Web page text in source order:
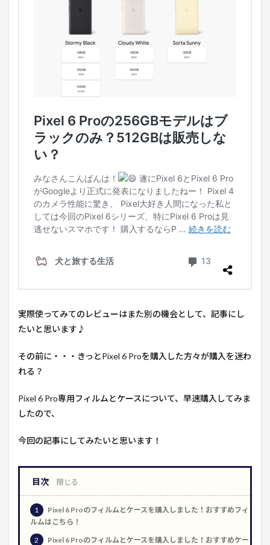
実際使ってみてのレビューはまた別の機会として、記事にし
たいと思います♪
その前に・・・きっとPixel 6 Proを購入した方々が購入を迷わ
れる？
Pixel 6 Pro専用フィルムとケースについて、早速購入してみま
したので、
今回の記事にしてみたいと思います！
目次
1
Pixel 6 Proのフィルムとケースを購入しました！おすすめフィ
ルムはこちら！
2
Pixel 6 Proのフィルムとケースを購入しました！おすすめケー